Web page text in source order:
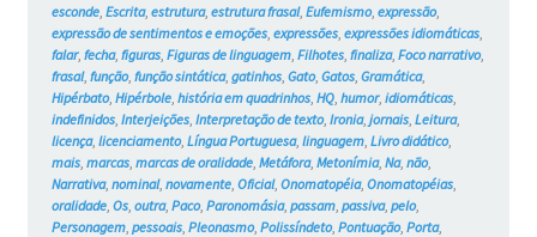
esconde, Escrita, estrutura, estrutura frasal, Eufemismo, expressão,
expressão de sentimentos e emoções, expressões, expressões idiomáticas,
falar, fecha, figuras, Figuras de linguagem, Filhotes, finaliza, Foco narrativo,
frasal, função, função sintática, gatinhos, Gato, Gatos, Gramática,
Hipérbato, Hipérbole, história em quadrinhos, HQ, humor, idiomáticas,
indefinidos, Interjeições, Interpretação de texto, Ironia, jornais, Leitura,
licença, licenciamento, Língua Portuguesa, linguagem, Livro didático,
mais, marcas, marcas de oralidade, Metáfora, Metonímia, Na, não,
Narrativa, nominal, novamente, Oficial, Onomatopéia, Onomatopéias,
oralidade, Os, outra, Paco, Paronomásia, passam, passiva, pelo,
Personagem, pessoais, Pleonasmo, Polissíndeto, Pontuação, Porta,